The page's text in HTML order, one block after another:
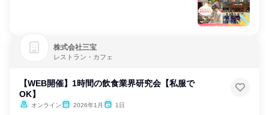
株式会社三宝
レストラン・カフェ
【WEB開催】1時間の飲食業界研究会【私服で
OK】
オンライン 2026年1月 1日